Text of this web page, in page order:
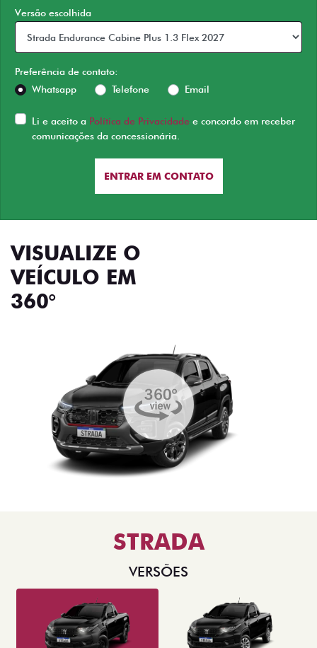
Versão escolhida
Preferência de contato:
Whatsapp
Telefone Email
Li e aceito a Política de Privacidade e concordo em receber
comunicações da concessionária.
ENTRAR EM CONTATO
VISUALIZE O
VEÍCULO EM
360°
STRADA
VERSÕES